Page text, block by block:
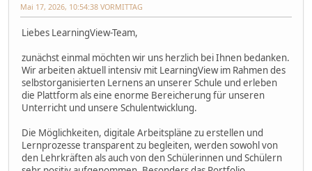
Mai 17, 2026, 10:54:38 VORMITTAG
Liebes LearningView-Team,
zunächst einmal möchten wir uns herzlich bei Ihnen bedanken.
Wir arbeiten aktuell intensiv mit LearningView im Rahmen des
selbstorganisierten Lernens an unserer Schule und erleben
die Plattform als eine enorme Bereicherung für unseren
Unterricht und unsere Schulentwicklung.
Die Möglichkeiten, digitale Arbeitspläne zu erstellen und
Lernprozesse transparent zu begleiten, werden sowohl von
den Lehrkräften als auch von den Schülerinnen und Schülern